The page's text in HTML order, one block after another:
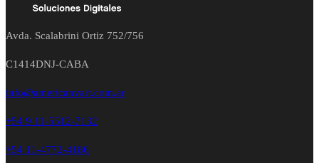
Avda. Scalabrini Ortiz 752/756
C1414DNJ-CABA
info@americanvart.com.ar
+54 9 11-5512-7132
+54 11-4772-4186